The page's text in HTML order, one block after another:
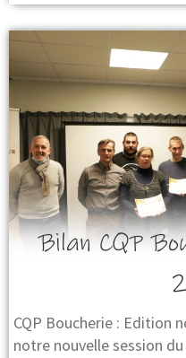
Bilan CQP
CQP Boucherie : Edition
notre nouvelle session